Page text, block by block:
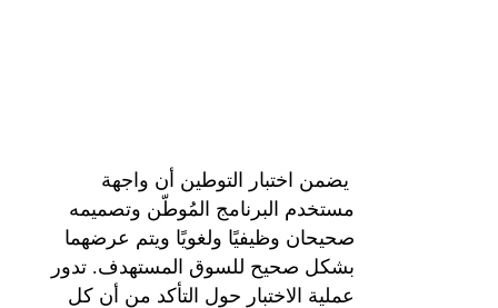
يضمن اختبار التوطين أن واجهة
مستخدم البرنامج المُوطّن وتصميمه
صحيحان وظيفيًا ولغويًا ويتم عرضهما
بشكل صحيح للسوق المستهدف. تدور
عملية الاختبار حول التأكد من أن كل